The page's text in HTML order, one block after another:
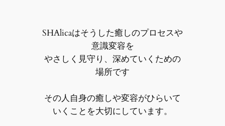
SHAlicaはそうした癒しのプロセスや
意識変容を
やさしく見守り、深めていくための
場所です
その人自身の癒しや変容がひらいて
いくことを大切にしています。